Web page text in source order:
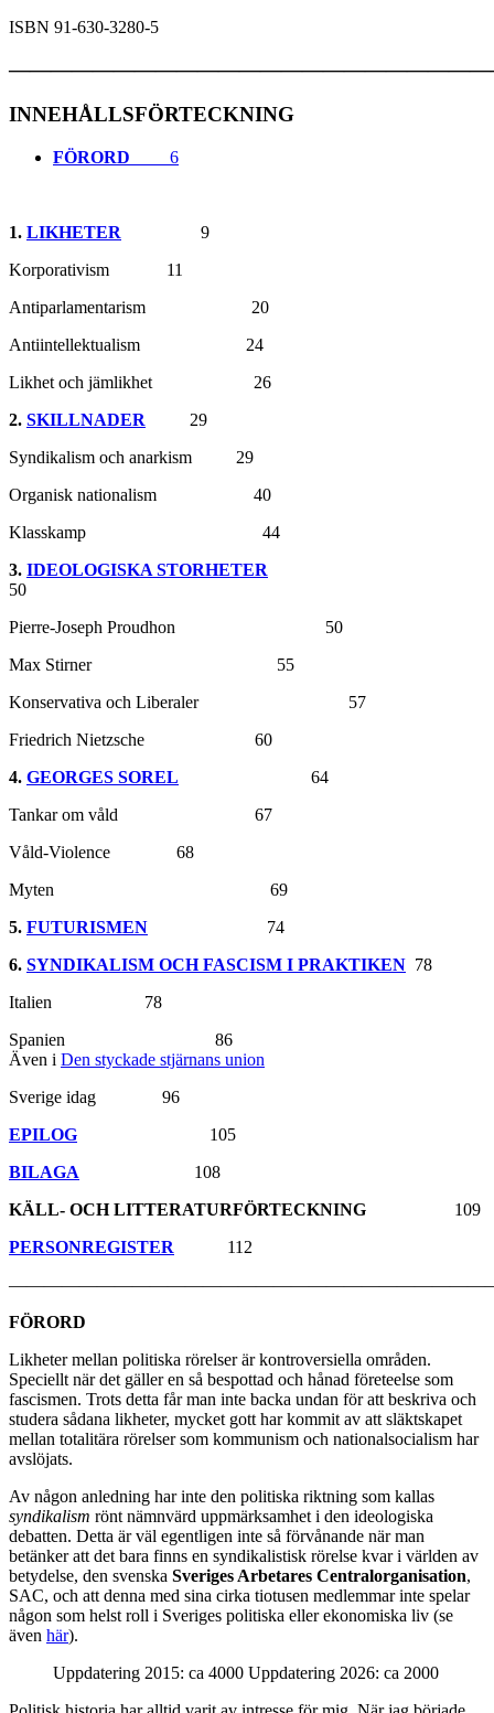
ISBN 91-630-3280-5
INNEHÅLLSFÖRTECKNING
FÖRORD 6
1. LIKHETER
9
Korporativism 11
Antiparlamentarism 20
Antiintellektualism 24
Likhet och jämlikhet 26
2. SKILLNADER 29
Syndikalism och anarkism 29
Organisk nationalism 40
Klasskamp 44
3. IDEOLOGISKA STORHETER
50
Pierre-Joseph Proudhon 50
Max Stirner 55
Konservativa och Liberaler 57
Friedrich Nietzsche 60
4. GEORGES SOREL 64
Tankar om våld 67
Våld-Violence 68
Myten 69
5. FUTURISMEN
74
6. SYNDIKALISM OCH FASCISM I PRAKTIKEN 78
Italien 78
Spanien 86
Även i Den styckade stjärnans union
Sverige idag 96
EPILOG
105
BILAGA
108
KÄLL- OCH LITTERATURFÖRTECKNING 109
PERSONREGISTER
112
FÖRORD
Likheter mellan politiska rörelser är kontroversiella områden.
Speciellt när det gäller en så bespottad och hånad företeelse som
fascismen. Trots detta får man inte backa undan för att beskriva och
studera sådana likheter, mycket gott har kommit av att släktskapet
mellan totalitära rörelser som kommunism och nationalsocialism har
avslöjats.
Av någon anledning har inte den politiska riktning som kallas
syndikalism rönt nämnvärd uppmärksamhet i den ideologiska
debatten. Detta är väl egentligen inte så förvånande när man
betänker att det bara finns en syndikalistisk rörelse kvar i världen av
betydelse, den svenska Sveriges Arbetares Centralorganisation,
SAC, och att denna med sina cirka tiotusen medlemmar inte spelar
någon som helst roll i Sveriges politiska eller ekonomiska liv (se
även här).
Uppdatering 2015: ca 4000 Uppdatering 2026: ca 2000